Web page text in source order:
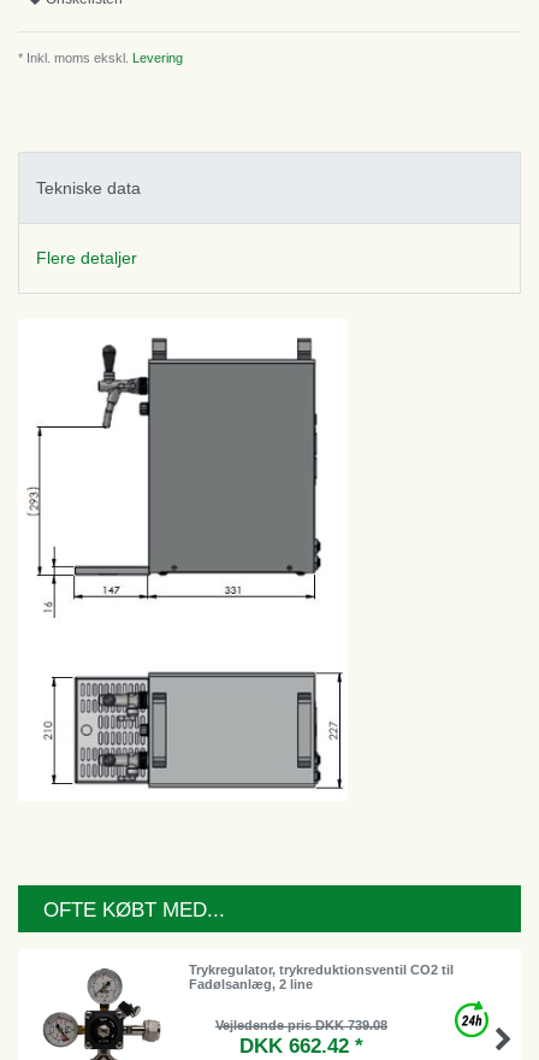
* Inkl. moms ekskl. Levering
Tekniske data
Flere detaljer
OFTE KØBT MED...
Trykregulator, trykreduktionsventil CO2 til
Fadølsanlæg, 2 line
Vejledende pris DKK 739.08
DKK 662.42 *